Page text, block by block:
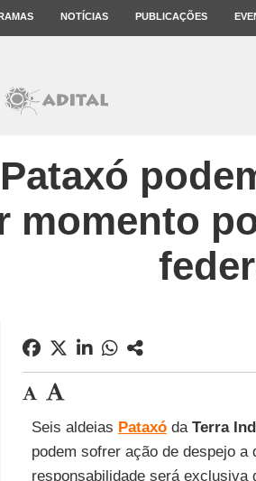
NOTÍCIAS PUBLICAÇÕES
momento
Seis aldeias Pataxóda Terra
podem sofrer ação de despejo
responsabilidade será exclusiva